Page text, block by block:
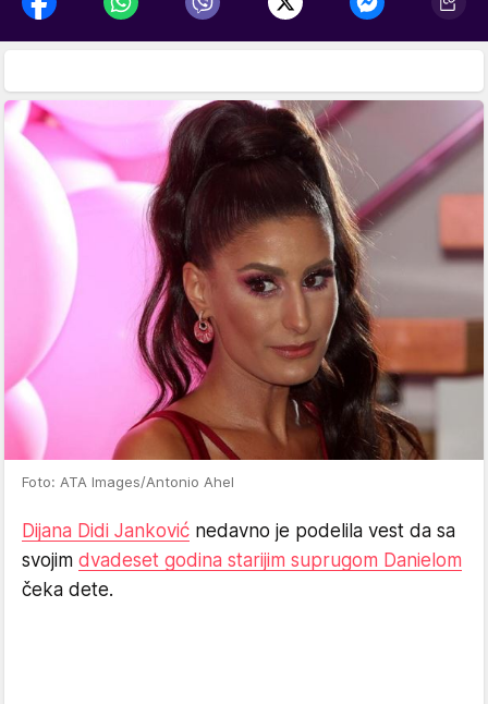
Foto: ATA Images/Antonio Ahel
Dijana Didi Janković nedavno je podelila vest da sa
svojim dvadeset godina starijim suprugom Danielom
čeka dete.